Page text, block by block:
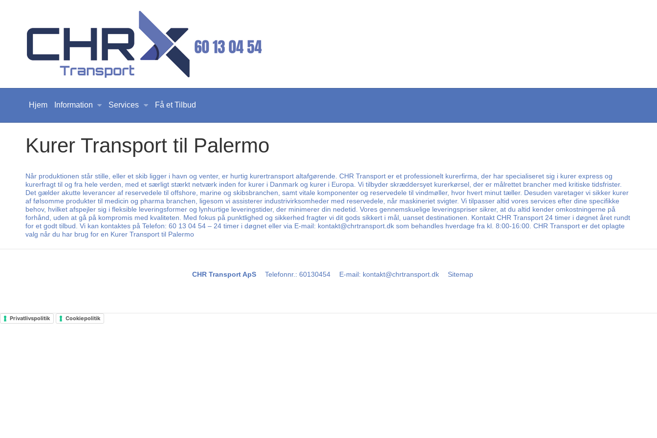
Hjem Information Services Få et Tilbud
Kurer Transport til Palermo
Når produktionen står stille, eller et skib ligger i havn og venter, er hurtig kurertransport altafgørende. CHR Transport er et professionelt kurerfirma, der har specialiseret sig i kurer express og
kurerfragt til og fra hele verden, med et særligt stærkt netværk inden for kurer i Danmark og kurer i Europa. Vi tilbyder skræddersyet kurerkørsel, der er målrettet brancher med kritiske tidsfrister.
Det gælder akutte leverancer af reservedele til offshore, marine og skibsbranchen, samt vitale komponenter og reservedele til vindmøller, hvor hvert minut tæller. Desuden varetager vi sikker kurer
af følsomme produkter til medicin og pharma branchen, ligesom vi assisterer industrivirksomheder med reservedele, når maskineriet svigter. Vi tilpasser altid vores services efter dine specifikke
behov, hvilket afspejler sig i fleksible leveringsformer og lynhurtige leveringstider, der minimerer din nedetid. Vores gennemskuelige leveringspriser sikrer, at du altid kender omkostningerne på
forhånd, uden at gå på kompromis med kvaliteten. Med fokus på punktlighed og sikkerhed fragter vi dit gods sikkert i mål, uanset destinationen. Kontakt CHR Transport 24 timer i døgnet året rundt
for et godt tilbud. Vi kan kontaktes på Telefon: 60 13 04 54 – 24 timer i døgnet eller via E-mail: kontakt@chrtransport.dk som behandles hverdage fra kl. 8:00-16:00. CHR Transport er det oplagte
valg når du har brug for en Kurer Transport til Palermo
CHR Transport ApS Telefonnr. : 60130454 E-mail: kontakt@chrtransport.dk Sitemap
Privatlivspolitik Cookiepolitik